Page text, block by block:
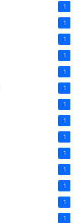
1
1
1
1
1
1
1
1
1
1
1
1
1
1